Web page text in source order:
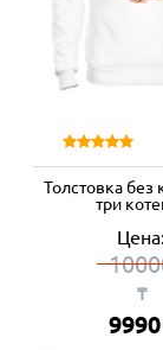
Толстовка
три
Цена:
₸
9990